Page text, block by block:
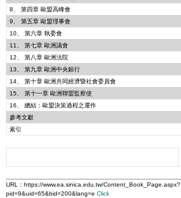
8、 第四章 歐盟高峰會
9、 第五章 歐盟理事會
10、 第六章 執委會
11、 第七章 歐洲議會
12、 第八章 歐洲法院
13、 第九章 歐洲中央銀行
14、 第十章 歐洲共同經濟暨社會委員會
15、 第十一章 歐洲聯盟監察使
16、 總結：歐盟決策過程之運作
參考文獻
索引
URL：https://www.ea.sinica.edu.tw/Content_Book_Page.aspx?
pid=9&uid=65&bid=200&lang=e Click